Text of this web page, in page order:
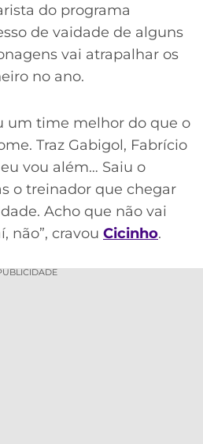
do programa
de vaidade de alguns
vai atrapalhar os
no ano.
um time melhor do que o
Traz Gabigol, Fabrício
vou além… Saiu o
o treinador que chegar
Acho que não vai
não”, cravou Cicinho.